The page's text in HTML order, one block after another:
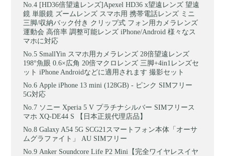
[HD36倍望遠レンズ]Apexel HD36 x望遠レンズ 望遠
鏡 単眼鏡 ズームレンズ スマホ用 携帯電話レンズ ミニ
三脚/収納バック付き クリップ式 フォン用カメラレンズ
運動会 高倍率 調整可能レンズ iPhone/Android 様々なス
マホに対応
SmallYin スマホ用カメラレンズ 28倍望遠レンズ
198°魚眼 0.6×広角 20倍マクロレンズ 三脚+4in1レンズセ
ット iPhone Androidなどに適用されます 撮影セット
Apple iPhone 13 mini (128GB) - ピンク SIMフリー
5G対応
ソニー Xperia 5 V プラチナシルバー SIMフリース
マホ XQ-DE44 S 【日本正規代理店品】
Galaxy A54 5G SCG21スマートフォン本体「オーサ
ムグラファイト」 AU SIMフリー
Anker Soundcore Life P2 Mini【完全ワイヤレスイヤ